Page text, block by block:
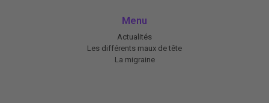
Menu
Actualités
Les différents maux de tête
La migraine